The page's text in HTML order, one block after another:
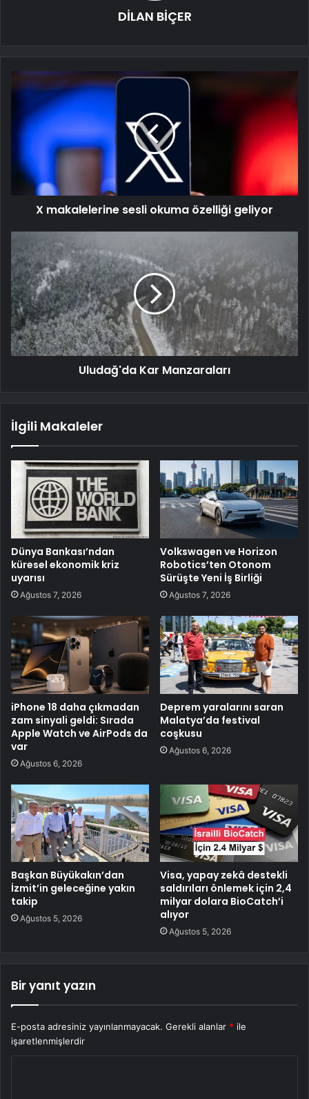
DİLAN BİÇER
X makalelerine sesli okuma özelliği geliyor
Uludağ'da Kar Manzaraları
İlgili Makaleler
Dünya Bankası’ndan
küresel ekonomik kriz
uyarısı
Ağustos 7, 2026
Volkswagen ve Horizon
Robotics’ten Otonom
Sürüşte Yeni İş Birliği
Ağustos 7, 2026
iPhone 18 daha çıkmadan
zam sinyali geldi: Sırada
Apple Watch ve AirPods da
var
Ağustos 6, 2026
Deprem yaralarını saran
Malatya’da festival
coşkusu
Ağustos 6, 2026
Başkan Büyükakın’dan
İzmit’in geleceğine yakın
takip
Ağustos 5, 2026
Visa, yapay zekâ destekli
saldırıları önlemek için 2,4
milyar dolara BioCatch’i
alıyor
Ağustos 5, 2026
Bir yanıt yazın
E-posta adresiniz yayınlanmayacak. Gerekli alanlar * ile
işaretlenmişlerdir